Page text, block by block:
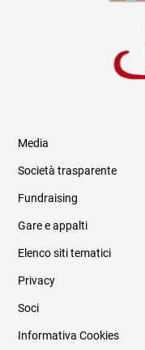
Informazioni
Media
Società trasparente
Fundraising
Gare e appalti
Elenco siti tematici
Privacy
Soci
Informativa Cookies